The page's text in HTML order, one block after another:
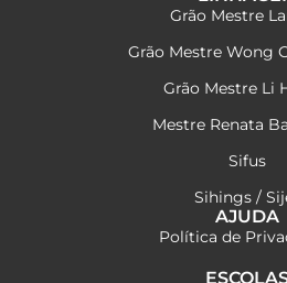
Grão Mestre
Grão Mestre Wong
Grão Mestre Li
Mestre Renata
Sifus
Sihings /
AJUDA
Política de